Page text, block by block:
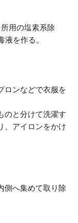
用の塩素系除
を作る。
ロンなどで衣服を
のと分けて洗濯す
、アイロンをかけ
側へ集めて取り除